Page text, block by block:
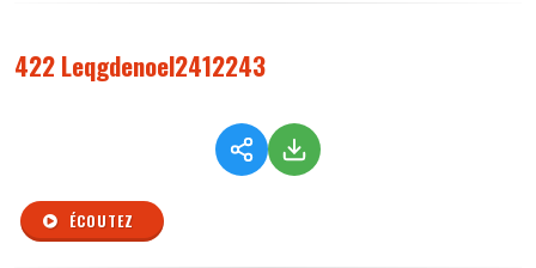
422 Leqgdenoel2412243
ÉCOUTEZ